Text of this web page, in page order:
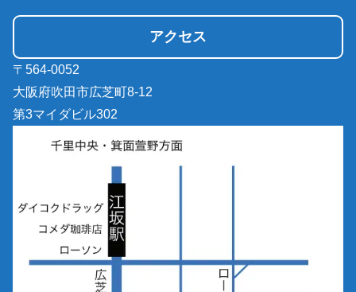
アクセス
〒564-0052
大阪府吹田市広芝町8-12
第3マイダビル302